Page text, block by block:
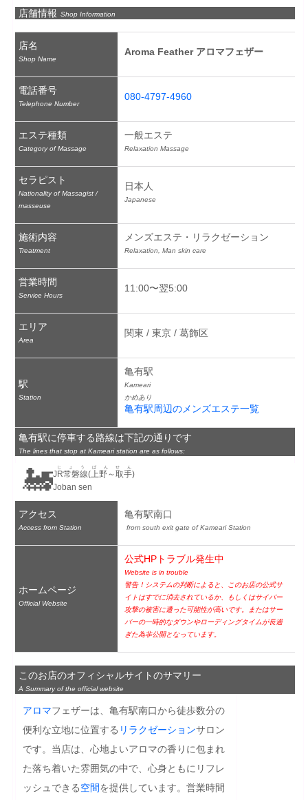
店舗情報 Shop Information
店名
Shop Name
Aroma Feather アロマフェザー
電話番号
Telephone Number
080-4797-4960
エステ種類
Category of Massage
一般エステ
Relaxation Massage
セラピスト
Nationality of Massagist /
masseuse
日本人
Japanese
施術内容
Treatment
メンズエステ・リラクゼーション
Relaxation, Man skin care
営業時間
Service Hours
11:00〜翌5:00
エリア
Area
関東 / 東京 / 葛飾区
駅
Station
亀有駅
Kameari
かめあり
亀有駅周辺のメンズエステ一覧
亀有駅に停車する路線は下記の通りです
The lines that stop at Kameari station are as follows:
🚂JR常磐線(上野～取手)
じょうばんせん
Joban sen
アクセス
Access from Station
亀有駅南口
from south exit gate of Kameari Station
ホームページ
Official Website
公式HPトラブル発生中
Website is in trouble
警告！システムの判断によると、このお店の公式サ
イトはすでに消去されているか、もしくはサイバー
攻撃の被害に遭った可能性が高いです。またはサー
バーの一時的なダウンやローディングタイムが長過
ぎた為非公開となっています。
このお店のオフィシャルサイトのサマリー
A Summary of the official website
アロマフェザーは、亀有駅南口から徒歩数分の
便利な立地に位置する リラクゼーションサロン
です。当店は、心地よいアロマの香りに包まれ
た落ち着いた雰囲気の中で、心身ともにリフレ
ッシュできる空間を提供しています。営業時間